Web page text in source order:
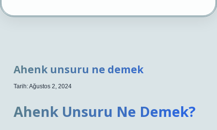
Ahenk unsuru ne demek
Tarih: Ağustos 2, 2024
Ahenk Unsuru Ne Demek?